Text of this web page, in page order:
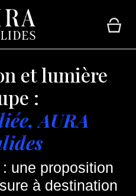
Panier
et lumière
:
AURA
une proposition
à destination